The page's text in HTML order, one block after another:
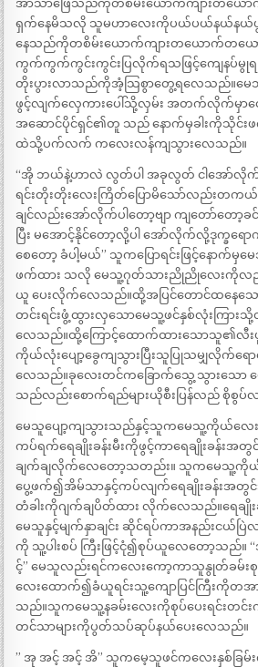
အာသာဖြေသည်ကိုတစိမ်းယောက်ကျားတယောက်ခ
ရှက်နေမိသလို သူမဟာလေးကိုပယ်ပယ်နယ်နယ်ပွ
နေသည်ကိုတစိမ်းယောက်ကျားတယောက်တယ
ကွက်ကွက်ကွင်းကွင်းပြလိုက်ရသဖြင့်ကျေနပ်မွုရပြီ
တိုးပွားလာသည်ကိုအံ့သြစွာတွေ့ရလေသည်။မေ
ဖွင့်လျက်လှေကားပေါ်သို့လှမ်း အတက်လိုက်မှာတေ
အဆောင်ပိုင်ရှင်၏တူ သည် နောက်မှခါးကိုသိုင်
ထဲသို့ပက်လက် ကလေးလန်ကျသွားလေသည်။
“အို ဘယ်နဲ့ဟာလဲ လွတ်ပါ အခုလွတ် ငါအော်လိုက်မှ
ရင်းတိုးတိုးလေးကြိတ်ပြောမိသော်လည်းတကယ်
ချင်လည်းအော်လိုက်ပါတော့ဗျာ ကျတော်တော့ခ
ပြီး မအောင့်နိုင်တော့လို့ပါ အော်လိုက်လို့ဒုက္ခရ
စေတော့ ခံပါ့မယ်” သူကပြောရင်းဖြင့်နောက်
ဖက်ထား သလို မေသူ့ဂုတ်သားညိုညိုလေးကိုလည်
ယူ ပေးလိုက်လေသည်။ထို့အပြင်တောင်ထနေသ
တင်းရင်းဖွံ့ထွားလှသောမေသူ့ဖင်နှစ်လုံးကြား
လေသည်။ထို့ကြောင့်ထောက်ထားသောသူ၏လီးပူပု
ကိုယ်လုံးပျော့ခွေကျသွားပြီးသူပြုသမျှလိုက်ရော
လေသည်။ခုလေးတင်ကခြောက်သွေ့သွားသော
သည်လည်းစောက်ရည်များယိုစီးပြန်လည် စိုစွ
မေသူပျော့ကျသွားသည်နှင့်သူကမေသူ့ကိုယ်လေ
ကပ်ရက်ရေချိုးခန်းမီးကိုဖွင့်ကာရေချိုးခန်းအတွ
ချက်ချလိုက်လေတော့သတည်း။ သူကမေသူ့ကို
ပွေ့ဖက်၍အိမ်သာနှင့်ကပ်လျက်ရေချိုးခန်းအတွင်
တံခါးကိုဂျက်ချပိတ်ထား လိုက်လေသည်။ရေချို
မေသူနှင့်မျက်နှာချင်း ဆိုင်ရပ်ကာအနည်းငယ်ပြဲ
ကို သူ့ပါးစပ် ကြီးဖြင့်ငုံ၍စုပ်ယူလေတော့သည်။
င့်” မေသူလည်းရင်ကလေးကော့ကာသူနွုတ်ခမ်းစုပ်
လေးထောက်၍ခံယူရင်းသူ့ကျောပြင်ကြီးကိုတအ
သည်။သူကမေသူ့နခမ်းလေးကိုစုပ်ပေးရင်းတင်း
တင်သာများကိုပွတ်သပ်ဆုပ်နယ်ပေးလေသည်။
” အု အင့် အင့် အိ” သူကမေ့သူဖင်ကလေးနှစ်ခြမ်